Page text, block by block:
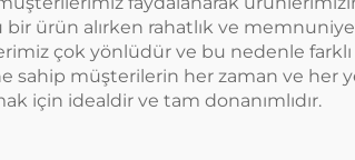
ürün alırken rahatlık ve
çok yönlüdür ve bu nedenle
sahip müşterilerin her zaman ve
için idealdir ve tam donanımlıdır.